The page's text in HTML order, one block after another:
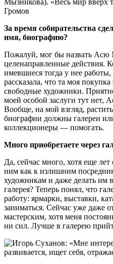
Громов
За время собирательства
имя, биографию?
Пожалуй, мог бы назвать Асю
целенаправленные действия.
имевшиеся тогда у нее работы,
рассказала, что та моя
свободные художники.
моей особой заслуги тут
Вообще, на мой взгляд,
биографии должны галереи
коллекционеры — помогать.
Много приобретаете через
Да, сейчас много, хотя еще лет
ним как к излишним
художникам и даже делать им
галерея? Теперь понял, что
работу: ярмарки, выставки,
заниматься. Сейчас уже даже
мастерским, хотя меня
ни сил. Лучше в галерею